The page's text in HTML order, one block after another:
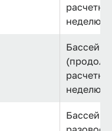
неделю.
Бассейн,
неделю.
Бассейн,